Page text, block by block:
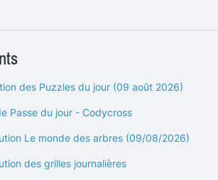
des Puzzles du jour (09 août 2026)
Passe du jour - Codycross
Le monde des arbres (09/08/2026)
des grilles journalières